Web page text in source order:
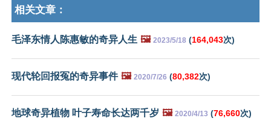
相关文章：
毛泽东情人陈惠敏的奇异人生 🖼️ 2023/5/18 (164,043次)
现代轮回报冤的奇异事件 🖼️ 2020/7/26 (80,382次)
地球奇异植物 叶子寿命长达两千岁 🖼️ 2020/4/13 (76,660次)